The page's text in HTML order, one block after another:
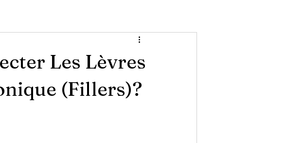
Les Lèvres
(Fillers)?